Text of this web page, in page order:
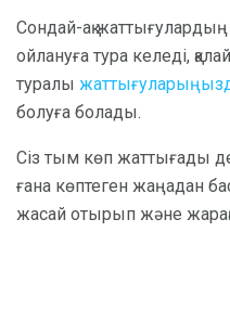
Сондай-ақ
ойлануға тура келеді,
туралы
болуға болады.
Сіз тым көп жаттығады
ғана көптеген жаңадан
жасай отырып және